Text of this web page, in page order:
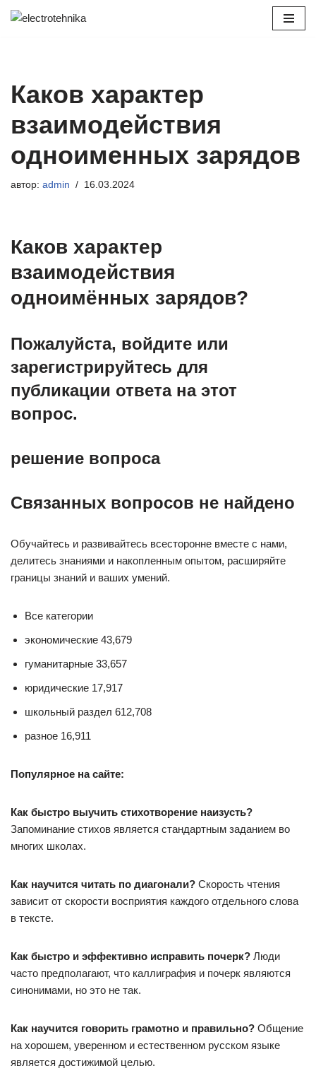
Каков характер
взаимодействия
одноименных зарядов
автор: admin 16.03.2024
Каков характер
взаимодействия
одноимённых зарядов?
Пожалуйста, войдите или
зарегистрируйтесь для
публикации ответа на этот
вопрос.
решение вопроса
Связанных вопросов не найдено
Обучайтесь и развивайтесь всесторонне вместе с нами,
делитесь знаниями и накопленным опытом, расширяйте
границы знаний и ваших умений.
Все категории
экономические 43,679
гуманитарные 33,657
юридические 17,917
школьный раздел 612,708
разное 16,911
Популярное на сайте:
Как быстро выучить стихотворение наизусть?
Запоминание стихов является стандартным заданием во
многих школах.
Как научится читать по диагонали? Скорость чтения
зависит от скорости восприятия каждого отдельного слова
в тексте.
Как быстро и эффективно исправить почерк? Люди
часто предполагают, что каллиграфия и почерк являются
синонимами, но это не так.
Как научится говорить грамотно и правильно? Общение
на хорошем, уверенном и естественном русском языке
является достижимой целью.